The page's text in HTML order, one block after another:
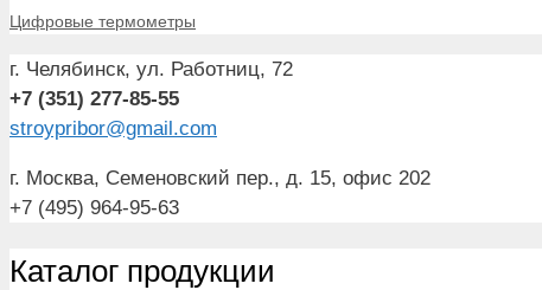
Рубрики
Цифровые термометры
г. Челябинск, ул. Работниц, 72
+7 (351) 277-85-55
stroypribor@gmail.com
г. Москва, Семеновский пер., д. 15, офис 202
+7 (495) 964-95-63
Каталог продукции